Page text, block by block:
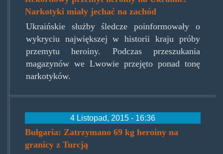
Narkotyki miały jechać na zachód
Ukraińskie służby śledcze poinformowały o
wykryciu największej w historii kraju próby
przemytu heroiny. Podczas przeszukania
magazynów we Lwowie przejęto ponad tonę
narkotyków.
4 Listopad, 2015 - 16:36
Bułgaria: Zatrzymano 69 kg heroiny na
granicy z Turcją